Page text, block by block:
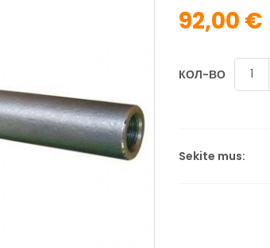
92,00 €
КОЛ-ВО
Sekite mus: